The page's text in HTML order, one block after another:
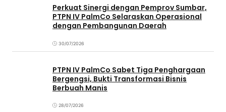
Perkuat Sinergi dengan Pemprov Sumbar,
PTPN IV PalmCo Selaraskan Operasional
dengan Pembangunan Daerah
30/07/2026
PTPN IV PalmCo Sabet Tiga Penghargaan
Bergengsi, Bukti Transformasi Bisnis
Berbuah Manis
28/07/2026